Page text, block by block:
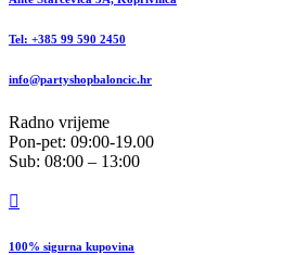
Tel: +385 99 590 2450
info@partyshopbaloncic.hr
Radno vrijeme
Pon-pet: 09:00-19.00
Sub: 08:00 – 13:00
100% sigurna kupovina